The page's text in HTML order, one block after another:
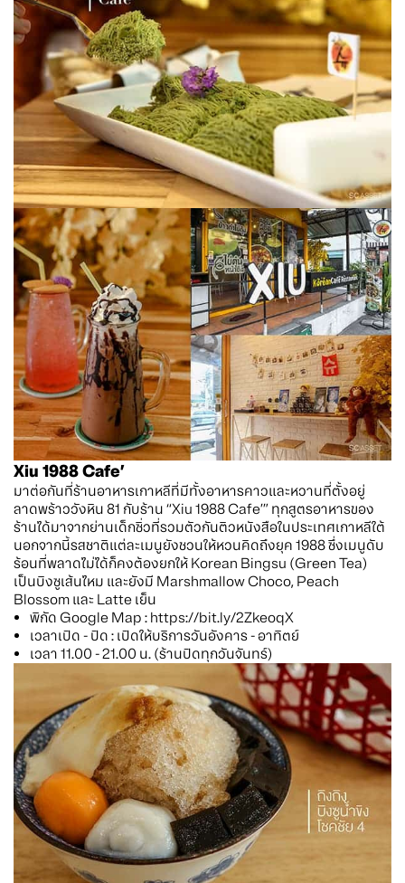
Xiu 1988 Cafe’
มาต่อกันที่ร้านอาหารเกาหลีที่มีทั้งอาหารคาวและหวานที่ตั้งอยู่
ลาดพร้าววังหิน 81 กับร้าน “Xiu 1988 Cafe’” ทุกสูตรอาหารของ
ร้านได้มาจากย่านเด็กซิ่วที่รวมตัวกันติวหนังสือในประเทศเกาหลีใต้
นอกจากนี้รสชาติแต่ละเมนูยังชวนให้หวนคิดถึงยุค 1988 ซึ่งเมนูดับ
ร้อนที่พลาดไม่ได้ก็คงต้องยกให้ Korean Bingsu (Green Tea)
เป็นบิงซูเส้นไหม และยังมี Marshmallow Choco, Peach
Blossom และ Latte เย็น
พิกัด Google Map : https://bit.ly/2ZkeoqX
เวลาเปิด - ปิด : เปิดให้บริการวันอังคาร - อาทิตย์
เวลา 11.00 - 21.00 น. (ร้านปิดทุกวันจันทร์)